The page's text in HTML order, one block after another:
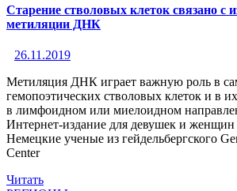
Старение стволовых клеток связано с
метиляции ДНК
26.11.2019
Метиляция ДНК играет важную роль в
гемопоэтических стволовых клеток и в
в лимфоидном или миелоидном
Интернет-издание для девушек и женщин
Немецкие ученые из гейдельбергского
Center
Читать